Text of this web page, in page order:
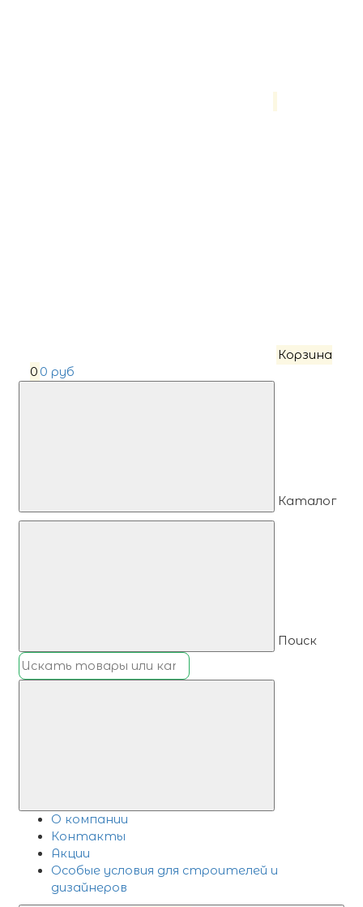
Корзина
0 0 руб
Каталог
Поиск
О компании
Контакты
Акции
Особые условия для строителей и
дизайнеров